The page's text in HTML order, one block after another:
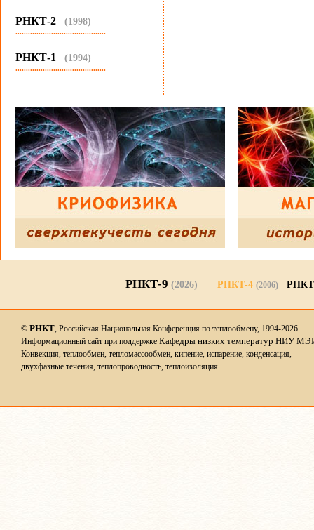
РНКТ-2 (1998)
...........................................
РНКТ-1 (1994)
...........................................
РНКТ-9 (2026) РНКТ-4 (2006)
© РНКТ, Российская Национальная Конференция по теплообмену, 1994-2026.
Информационный сайт при поддержке Кафедры низких температур НИУ
Конвекция, теплообмен, тепломассообмен, кипение, испарение, конденсация,
двухфазные течения, теплопроводность, теплоизоляция.